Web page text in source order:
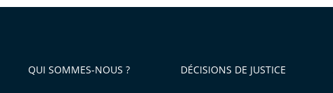
QUI SOMMES-NOUS ? DÉCISIONS DE JUSTICE